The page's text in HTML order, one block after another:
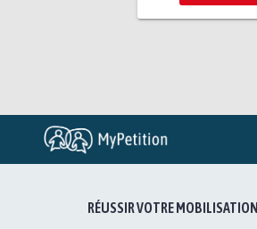
RÉUSSIR VOTRE MOBILISATION